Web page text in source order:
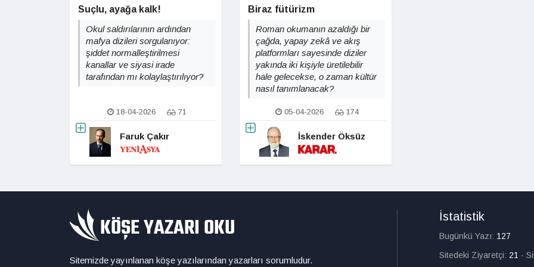
Suçlu, ayağa kalk!
Okul saldırılarının ardından
mafya dizileri sorgulanıyor:
şiddet normalleştirilmesi
kanallar ve siyasi irade
tarafından mı kolaylaştırılıyor?
18-04-2026 71
Faruk Çakır
Biraz fütürizm
Roman okumanın azaldığı bir
çağda, yapay zekâ ve akış
platformları sayesinde diziler
yakında iki kişiyle üretilebilir
hale gelecekse, o zaman kültür
nasıl tanımlanacak?
05-04-2026 174
İskender Öksüz
Sitemizde yayınlanan köşe yazılarından yazarları sorumludur.
İstatistik
Bugünkü Yazı: 127
Sitedeki Ziyaretçi: 21 ·